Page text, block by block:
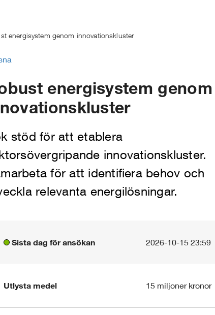
energisystem genom innovationskluster
energisystem genom
stöd för att etablera
innovationskluster.
för att identifiera behov och
relevanta energilösningar.
Sista dag för ansökan 2026-10-15 23:59
Utlysta medel 15 miljoner kronor